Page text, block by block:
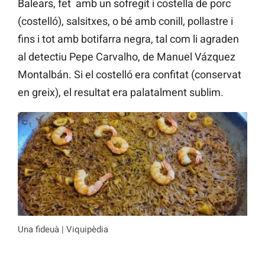
Balears, fet amb un sofregit i costella de porc
(costelló), salsitxes, o bé amb conill, pollastre i
fins i tot amb botifarra negra, tal com li agraden
al detectiu Pepe Carvalho, de Manuel Vázquez
Montalbán. Si el costelló era confitat (conservat
en greix), el resultat era palatalment sublim.
Una fideuà | Viquipèdia